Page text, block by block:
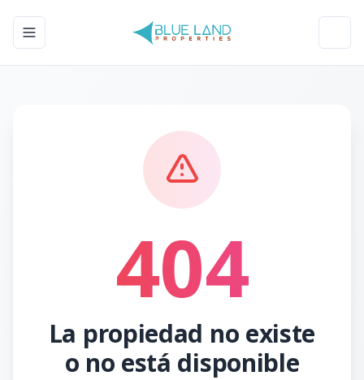
Toggle navigation menu
404
La propiedad no existe
o no está disponible